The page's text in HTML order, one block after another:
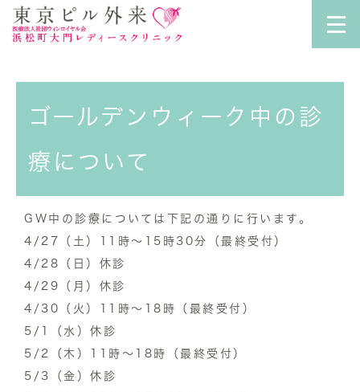
ゴールデンウィーク中の診
療について
GW中の診療については下記の通りに行います。
4/27（土）11時〜15時30分（最終受付）
4/28（日）休診
4/29（月）休診
4/30（火）11時〜18時（最終受付）
5/1（水）休診
5/2（木）11時〜18時（最終受付）
5/3（金）休診